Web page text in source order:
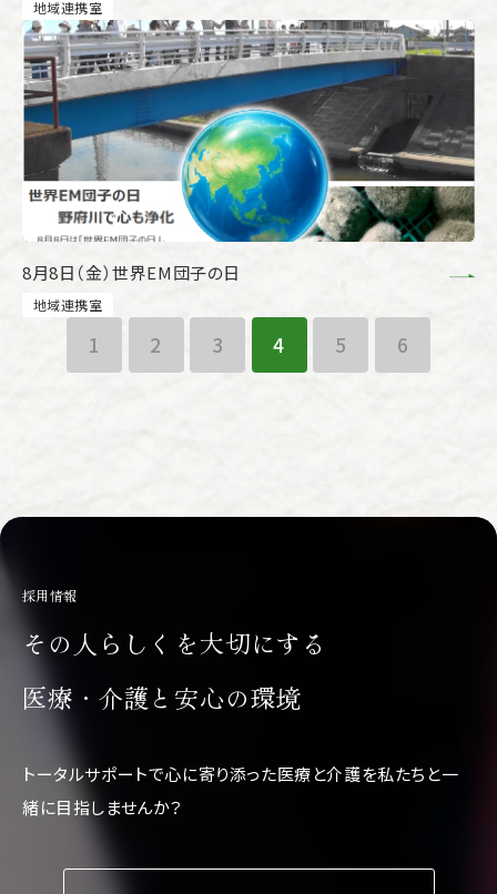
地域連携室
8月8日（金）世界EM団子の日
地域連携室
1 2 3 4 5 6
採用情報
その人らしくを大切にする
医療・介護と安心の環境
トータルサポートで心に寄り添った医療と介護を私たちと一
緒に目指しませんか？